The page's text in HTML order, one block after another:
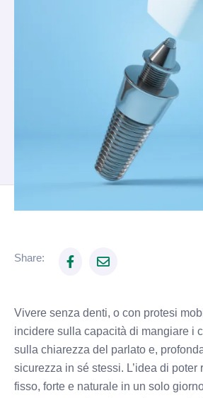
Share:
Vivere senza denti, o con protesi
incidere sulla capacità di mangiare i
sulla chiarezza del parlato e,
sicurezza in sé stessi. L’idea di poter
fisso, forte e naturale in un solo